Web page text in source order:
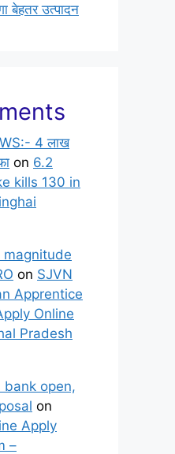
उत्पादन
4 लाख
on 6.2
kills 130 in
magnitude
on SJVN
Apprentice
Online
Pradesh
bank open,
on
Apply
–